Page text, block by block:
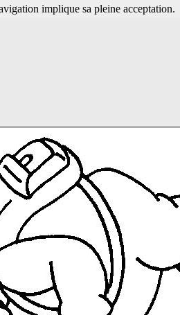
implique sa pleine acceptation.